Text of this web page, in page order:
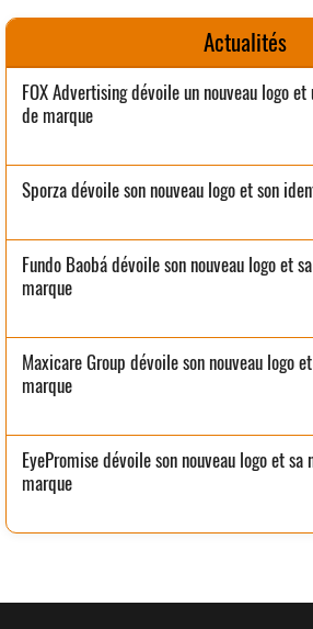
Actualités
FOX Advertising dévoile un nouveau logo
de marque
Sporza dévoile son nouveau logo et son
Fundo Baobá dévoile son nouveau logo et
marque
Maxicare Group dévoile son nouveau logo
marque
EyePromise dévoile son nouveau logo et
marque